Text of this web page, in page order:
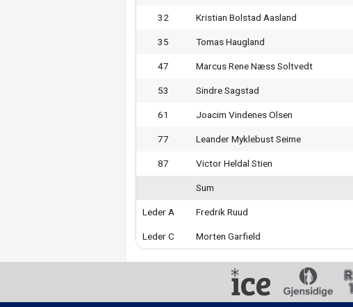
32 Kristian Bolstad Aasland
35 Tomas Haugland
47 Marcus Rene Næss Soltvedt
53 Sindre Sagstad
61 Joacim Vindenes Olsen
77 Leander Myklebust Seime
87 Victor Heldal Stien
Sum
Leder A Fredrik Ruud
Leder C Morten Garfield